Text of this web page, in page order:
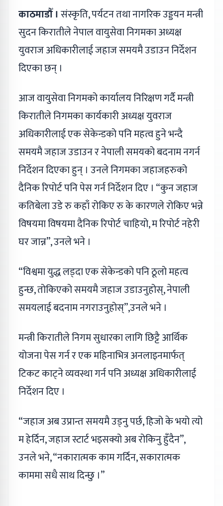
काठमाडौँ । संस्कृति, पर्यटन तथा नागरिक उड्डयन मन्त्री
सुदन किरातीले नेपाल वायुसेवा निगमका अध्यक्ष
युवराज अधिकारीलाई जहाज समयमै उडाउन निर्देशन
दिएका छन् ।
आज वायुसेवा निगमको कार्यालय निरिक्षण गर्दै मन्त्री
किरातीले निगमका कार्यकारी अध्यक्ष युवराज
अधिकारीलाई एक सेकेन्डको पनि महत्व हुने भन्दै
समयमै जहाज उडाउन र नेपाली समयको बदनाम नगर्न
निर्देशन दिएका हुन् । उनले निगमका जहाजहरुको
दैनिक रिपोर्ट पनि पेस गर्न निर्देशन दिए । “कुन जहाज
कतिबेला उडे रु कहाँ रोकिए रु के कारणले रोकिए भन्ने
विषयमा विषयमा दैनिक रिपोर्ट चाहियो, म रिपोर्ट नहेरी
घर जान्न”, उनले भने ।
“विश्वमा युद्ध लड्दा एक सेकेन्डको पनि ठूलो महत्व
हुन्छ, तोकिएको समयमै जहाज उडाउनुहोस्, नेपाली
समयलाई बदनाम नगराउनुहोस्”,उनले भने ।
मन्त्री किरातीले निगम सुधारका लागि छिट्टै आर्थिक
योजना पेस गर्न र एक महिनाभित्र अनलाइनमार्फत्
टिकट काट्ने व्यवस्था गर्न पनि अध्यक्ष अधिकारीलाई
निर्देशन दिए ।
“जहाज अब उप्रान्त समयमै उड्नु पर्छ, हिजो के भयो त्यो
म हेर्दिन, जहाज स्टार्ट भइसक्यो अब रोकिनु हुँदैन”,
उनले भने, “नकारात्मक काम गर्दिन, सकारात्मक
काममा सधै साथ दिन्छु ।”